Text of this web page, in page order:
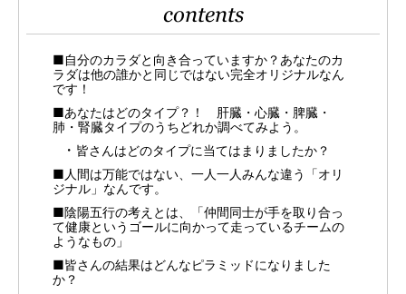
contents
■自分のカラダと向き合っていますか？あなたのカ
ラダは他の誰かと同じではない完全オリジナルなん
です！
■あなたはどのタイプ？！ 肝臓・心臓・脾臓・
肺・腎臓タイプのうちどれか調べてみよう。
皆さんはどのタイプに当てはまりましたか？
■人間は万能ではない、一人一人みんな違う「オリ
ジナル」なんです。
■陰陽五行の考えとは、「仲間同士が手を取り合っ
て健康というゴールに向かって走っているチームの
ようなもの」
■皆さんの結果はどんなピラミッドになりました
か？